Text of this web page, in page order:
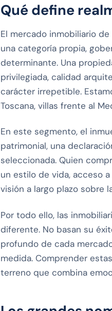
Qué define
El mercado inmobiliario
una categoría propia,
determinante. Una
privilegiada, calidad
carácter irrepetible.
Toscana, villas frente al
En este segmento, el
patrimonial, una
seleccionada. Quien
un estilo de vida, acceso
visión a largo plazo sobre
Por todo ello, las
diferente. No basan su
profundo de cada
medida. Comprender
terreno que combina